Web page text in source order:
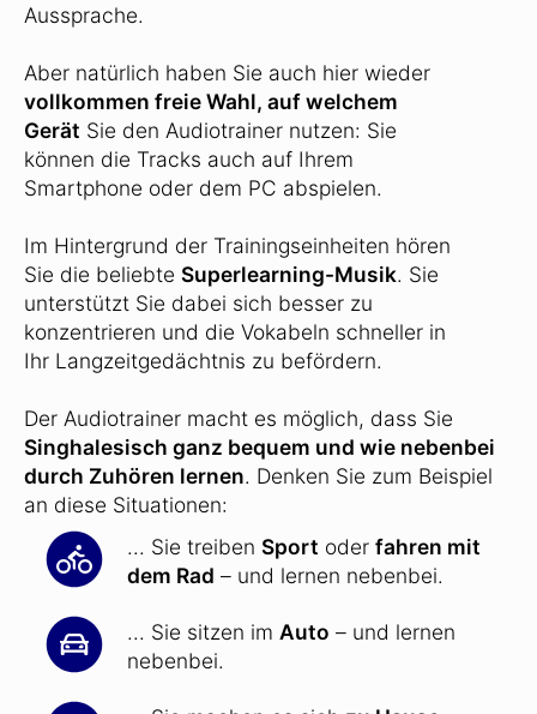
Aussprache.
Aber natürlich haben Sie auch hier wieder
vollkommen freie Wahl, auf welchem
Gerät Sie den Audiotrainer nutzen: Sie
können die Tracks auch auf Ihrem
Smartphone oder dem PC abspielen.
Im Hintergrund der Trainingseinheiten hören
Sie die beliebte Superlearning-Musik. Sie
unterstützt Sie dabei sich besser zu
konzentrieren und die Vokabeln schneller in
Ihr Langzeitgedächtnis zu befördern.
Der Audiotrainer macht es möglich, dass Sie
Singhalesisch ganz bequem und wie nebenbei
durch Zuhören lernen. Denken Sie zum Beispiel
an diese Situationen:
... Sie treiben Sport oder fahren mit
dem Rad – und lernen nebenbei.
... Sie sitzen im Auto – und lernen
nebenbei.